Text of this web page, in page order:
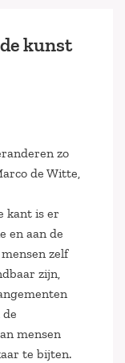
kunst
zo
de Witte,
kant is er
en aan de
zelf
zijn,
mensen
te bijten.